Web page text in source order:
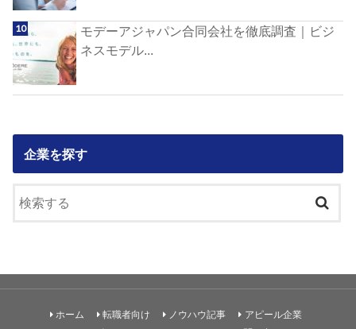
モデーアジャパン合同会社を徹底調査｜ビジ
ネスモデル...
企業を探す
ホーム 転職者向け ノウハウ記事
アピール企業